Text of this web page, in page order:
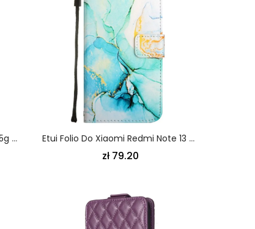
Obudowa Xiaomi Redmi Note 13 5g Etui Na Telefon Vintage Etui Folio Do Xiaomi Redmi Note 13 5g Marmur Ze Smyczą I Paskiem Na Ramię
zł 79.20